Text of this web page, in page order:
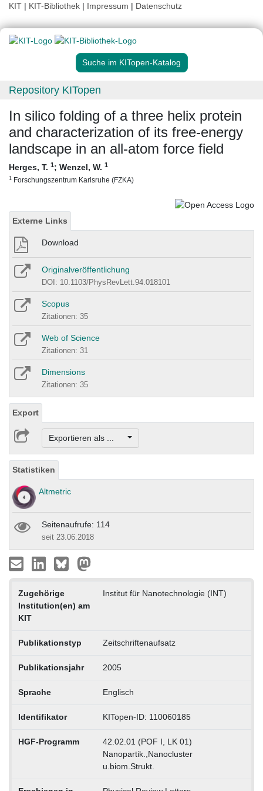
KIT | KIT-Bibliothek | Impressum | Datenschutz
Suche im KITopen-Katalog
Repository KITopen
In silico folding of a three helix protein
and characterization of its free-energy
landscape in an all-atom force field
Herges, T. 1; Wenzel, W. 1
1 Forschungszentrum Karlsruhe (FZKA)
Externe Links
Download
Originalveröffentlichung
DOI: 10.1103/PhysRevLett.94.018101
Scopus
Zitationen: 35
Web of Science
Zitationen: 31
Dimensions
Zitationen: 35
Export
Exportieren als ...
Statistiken
Altmetric
Seitenaufrufe: 114
seit 23.06.2018
Zugehörige
Institution(en) am
KIT
Institut für Nanotechnologie (INT)
Publikationstyp Zeitschriftenaufsatz
Publikationsjahr 2005
Sprache Englisch
Identifikator KITopen-ID: 110060185
HGF-Programm
42.02.01 (POF I, LK 01)
Nanopartik.,Nanocluster
u.biom.Strukt.